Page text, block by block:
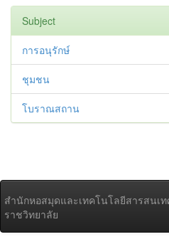
Subject
การอนุรักษ์
ชุมชน
โบราณสถาน
สำนักหอสมุดและเทคโนโลยีสารสนเ
ราชวิทยาลัย